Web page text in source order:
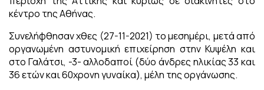
κέντρο της Αθήνας.
Συνελήφθησαν χθες (27-11-2021) το μεσημέρι, μετά από
οργανωμένη αστυνομική επιχείρηση στην Κυψέλη και
στο Γαλάτσι, -3- αλλοδαποί (δύο άνδρες ηλικίας 33 και
36 ετών και 60χρονη γυναίκα), μέλη της οργάνωσης.